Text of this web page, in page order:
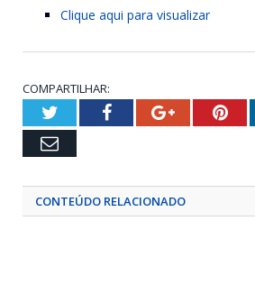
Clique aqui para visualizar
COMPARTILHAR:
TwitterFacebookGoogle+
Email
CONTEÚDO RELACIONADO